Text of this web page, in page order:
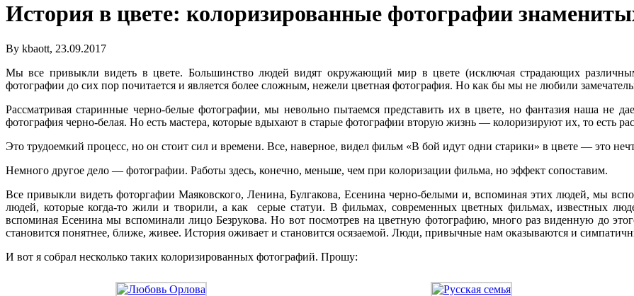
История в цвете: колоризированные фотографии
By kbaott, 23.09.2017
Мы все привыкли видеть в цвете. Большинство людей видят окружающий мир в цвете (исключая страдающих
фотографии до сих пор почитается и является более сложным, нежели цветная фотография. Но как бы мы не любили
Рассматривая старинные черно-белые фотографии, мы невольно пытаемся представить их в цвете, но фантазия наша не
фотография черно-белая. Но есть мастера, которые вдыхают в старые фотографии вторую жизнь — колоризируют их, то есть
Это трудоемкий процесс, но он стоит сил и времени. Все, наверное, видел фильм «В бой идут одни старики» в цвете — это
Немного другое дело — фотографии. Работы здесь, конечно, меньше, чем при колоризации фильма, но эффект сопоставим.
Все привыкли видеть фоторгафии Маяковского, Ленина, Булгакова, Есенина черно-белыми и, вспоминая этих людей, мы
людей, которые когда-то жили и творили, а как серые статуи. В фильмах, современных цветных фильмах, известных
вспоминая Есенина мы вспоминали лицо Безрукова. Но вот посмотрев на цветную фотографию, много раз виденную до
становится понятнее, ближе, живее. История оживает и становится осязаемой. Люди, привычные нам оказываются и
И вот я собрал несколько таких колоризированных фотографий. Прошу: